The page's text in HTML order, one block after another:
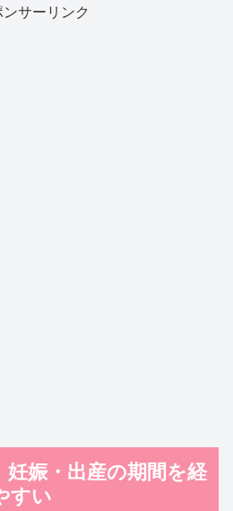
サーリンク
娠・出産の期間を経
すい